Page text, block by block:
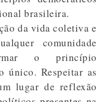
brasileira.
da vida coletiva e
comunidade
o princípio
único. Respeitar as
lugar de reflexão